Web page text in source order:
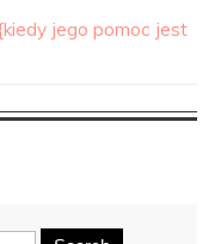
jego pomoc jest